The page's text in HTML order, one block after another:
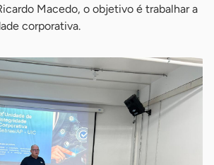
Macedo, o objetivo é trabalhar a
corporativa.